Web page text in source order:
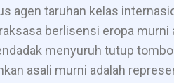
agen taruhan kelas
berlisensi eropa
menyuruh tutup
asali murni adalah